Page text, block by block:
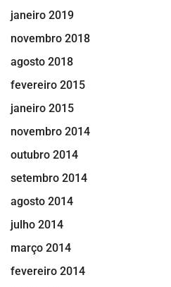
janeiro 2019
novembro 2018
agosto 2018
fevereiro 2015
janeiro 2015
novembro 2014
outubro 2014
setembro 2014
agosto 2014
julho 2014
março 2014
fevereiro 2014